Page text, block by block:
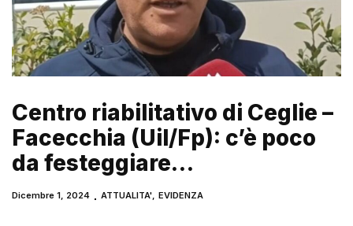
Centro riabilitativo di Ceglie –
Facecchia (Uil/Fp): c’è poco
da festeggiare…
Dicembre 1, 2024 ATTUALITA',EVIDENZA